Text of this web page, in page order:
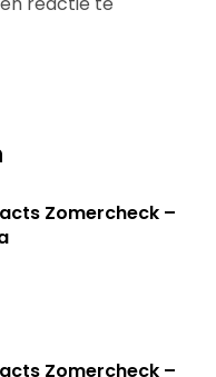
Zomercheck –
Zomercheck –